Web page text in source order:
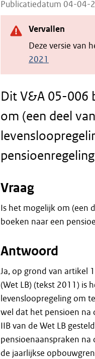
Publicatiedatum 04-04-
Vervallen
Deze versie van
2021
Dit V&A 05-006
om (een deel
Vraag
Is het mogelijk om (een
boeken naar een
Antwoord
Ja, op grond van artikel
(Wet LB) (tekst 2011) is
levensloopregeling om
wel dat het pensioen
IIB van de Wet LB
pensioenaanspraken
de jaarlijkse